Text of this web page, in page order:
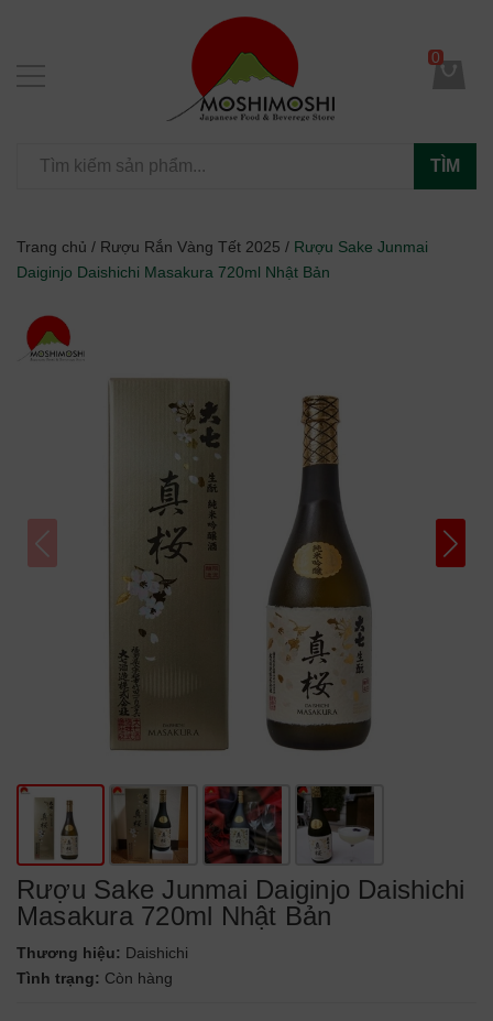
TÌM
0
Trang chủ / Rượu Rắn Vàng Tết 2025 / Rượu Sake Junmai
Daiginjo Daishichi Masakura 720ml Nhật Bản
Rượu Sake Junmai Daiginjo Daishichi
Masakura 720ml Nhật Bản
Thương hiệu: Daishichi
Tình trạng: Còn hàng